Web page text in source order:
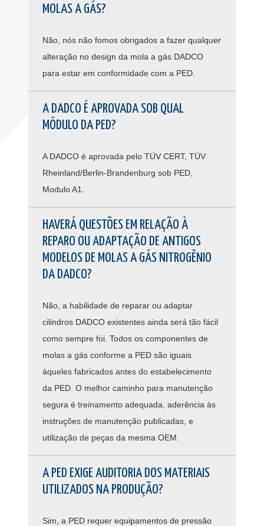
MOLAS A GÁS?
Não, nós não fomos obrigados a fazer qualquer
alteração no design da mola a gás DADCO
para estar em conformidade com a PED.
A DADCO É APROVADA SOB QUAL
MÓDULO DA PED?
A DADCO é aprovada pelo TÜV CERT, TÜV
Rheinland/Berlin-Brandenburg sob PED,
Modulo A1.
HAVERÁ QUESTÕES EM RELAÇÃO À
REPARO OU ADAPTAÇÃO DE ANTIGOS
MODELOS DE MOLAS A GÁS NITROGÊNIO
DA DADCO?
Não, a habilidade de reparar ou adaptar
cilindros DADCO existentes ainda será tão fácil
como sempre foi. Todos os componentes de
molas a gás conforme a PED são iguais
àqueles fabricados antes do estabelecimento
da PED. O melhor caminho para manutenção
segura é treinamento adequada, aderência às
instruções de manutenção publicadas, e
utilização de peças da mesma OEM.
A PED EXIGE AUDITORIA DOS MATERIAIS
UTILIZADOS NA PRODUÇÃO?
Sim, a PED requer equipamentos de pressão